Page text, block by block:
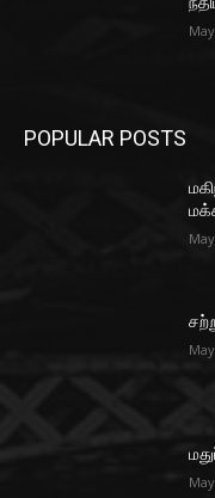
POPULAR POSTS